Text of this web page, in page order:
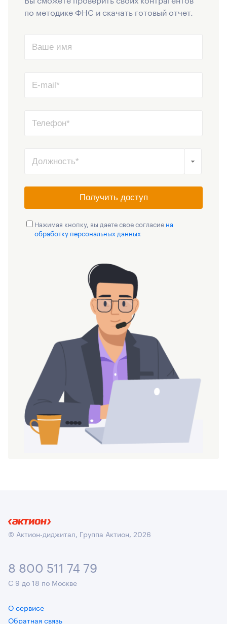
по методике ФНС и скачать готовый отчет.
Получить доступ
Нажимая кнопку, вы даете свое согласие на
обработку персональных данных
© Актион-диджитал, Группа Актион, 2026
8 800 511 74 79
С 9 до 18 по Москве
О сервисе
Обратная связь